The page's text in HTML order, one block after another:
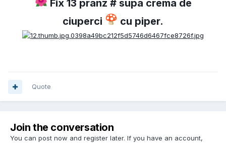
Fix 13 pranz # supa crema de
ciuperci 🍄 cu piper.
Quote
Join the conversation
You can post now and register later. If you have an account,